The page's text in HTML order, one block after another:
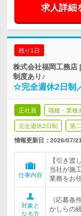
求人詳細
残り1日
株式会社福岡工務店
制度あり♪
☆完全週休2日制
正社員 職種・業種
完全週休2日制 第
情報更新日：2026/07/21
仕事内容
【引き渡
当社が施
業務をお
対象と
なる方
《応募
かしらの